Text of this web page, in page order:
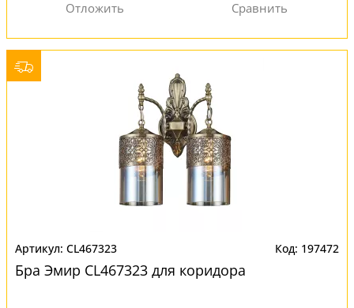
CL467323 197472
Бра Эмир CL467323 для коридора